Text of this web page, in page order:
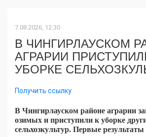
7.08.2026, 12:30
В ЧИНГИРЛАУСКОМ
АГРАРИИ
УБОРКЕ
Получить ссылку
В Чингирлауском районе аграрии
озимых и приступили к уборке
сельхозкультур. Первые